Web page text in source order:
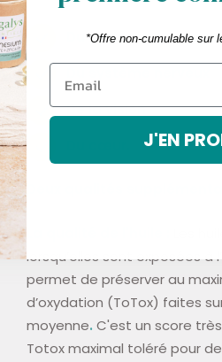
Du système
De la vision
Les
lorsqu’elles sont exposées à
permet de préserver au
d’oxydation (ToTox) faites
moyenne. C'est un score
Totox maximal toléré pour
*Offre non-cumulable sur
J'EN